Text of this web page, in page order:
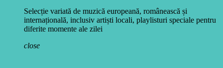
Selecție variată de muzică europeană, românească și
internațională, inclusiv artiști locali, playlisturi speciale pentru
diferite momente ale zilei
close